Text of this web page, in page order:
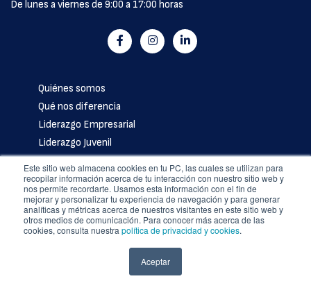
Este sitio web almacena cookies en tu PC, las cuales se utilizan para
recopilar información acerca de tu interacción con nuestro sitio web y
nos permite recordarte. Usamos esta información con el fin de
mejorar y personalizar tu experiencia de navegación y para generar
analíticas y métricas acerca de nuestros visitantes en este sitio web y
otros medios de comunicación. Para conocer más acerca de las
cookies, consulta nuestra política de privacidad y cookies.
Aceptar
De lunes a viernes de 9:00 a 17:00 horas
Quiénes somos
Qué nos diferencia
Liderazgo Empresarial
Liderazgo Juvenil
Nuestros colaboradores
Artículos
Contáctanos
Política de privacidad
Libro de reclamaciones
COPYRIGHT © 2024 Universidad Católica San Pablo – RUC: 20327998413